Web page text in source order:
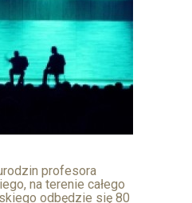
profesora
na terenie całego
odbędzie się 80